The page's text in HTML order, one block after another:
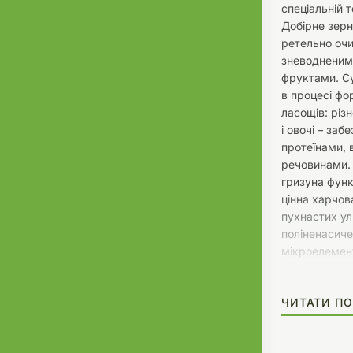
спеціальній
Добірне
ретельно
фруктами.
в процесі
ласощів:
і овочі –
протеїнами,
речовинами.
гризуна
цінна
пухнастих
шерсті,
ЧИТАТИ